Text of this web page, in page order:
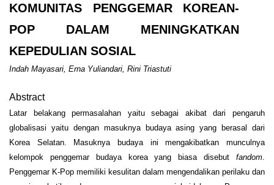
KOMUNITAS PENGGEMAR KOREAN-
POP DALAM MENINGKATKAN
KEPEDULIAN SOSIAL
Indah Mayasari, Erna Yuliandari, Rini Triastuti
Abstract
Latar belakang permasalahan yaitu sebagai akibat dari pengaruh
globalisasi yaitu dengan masuknya budaya asing yang berasal dari
Korea Selatan. Masuknya budaya ini mengakibatkan munculnya
kelompok penggemar budaya korea yang biasa disebut fandom.
Penggemar K-Pop memiliki kesulitan dalam mengendalikan perilaku dan